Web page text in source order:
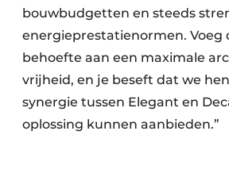
bouwbudgetten en steeds
energieprestatienormen. Voeg
behoefte aan een maximale
vrijheid, en je beseft dat we
synergie tussen Elegant en
oplossing kunnen aanbieden.”